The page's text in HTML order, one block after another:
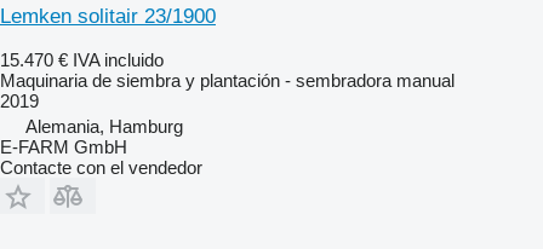
Lemken solitair 23/1900
15.470 € IVA incluido
Maquinaria de siembra y plantación - sembradora manual
2019
Alemania, Hamburg
E-FARM GmbH
Contacte con el vendedor